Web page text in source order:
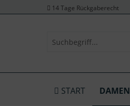
14 Tage Rückgaberecht
START DAMEN